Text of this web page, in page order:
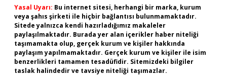
Yasal Uyarı: Bu internet sitesi, herhangi bir marka, kurum
veya şahıs şirketi ile hiçbir bağlantısı bulunmamaktadır.
Sitede yalnızca kendi hazırladığımız makaleler
paylaşılmaktadır. Burada yer alan içerikler haber niteliği
taşımamakta olup, gerçek kurum ve kişiler hakkında
paylaşım yapılmamaktadır. Gerçek kurum ve kişiler ile isim
benzerlikleri tamamen tesadüfidir. Sitemizdeki bilgiler
taslak halindedir ve tavsiye niteliği taşımazlar.